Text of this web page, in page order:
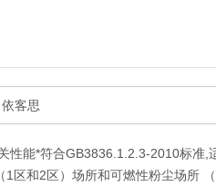
依客思
性能*符合GB3836.1.2.3-2010标准,
1区和2区）场所和可燃性粉尘场所